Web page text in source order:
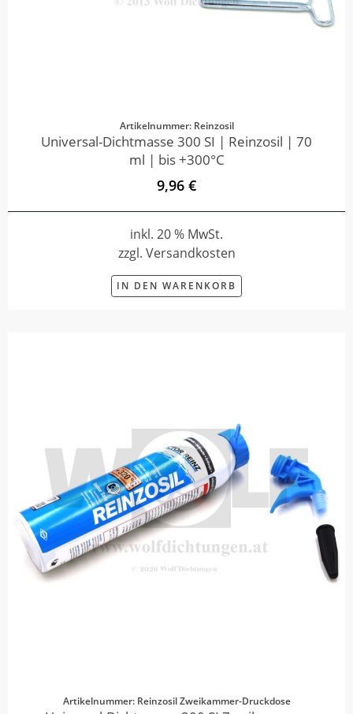
Artikelnummer: Reinzosil
Universal-Dichtmasse 300 SI | Reinzosil | 70
ml | bis +300°C
9,96 €
inkl. 20 % MwSt.
zzgl. Versandkosten
IN DEN WARENKORB
Artikelnummer: Reinzosil Zweikammer-Druckdose